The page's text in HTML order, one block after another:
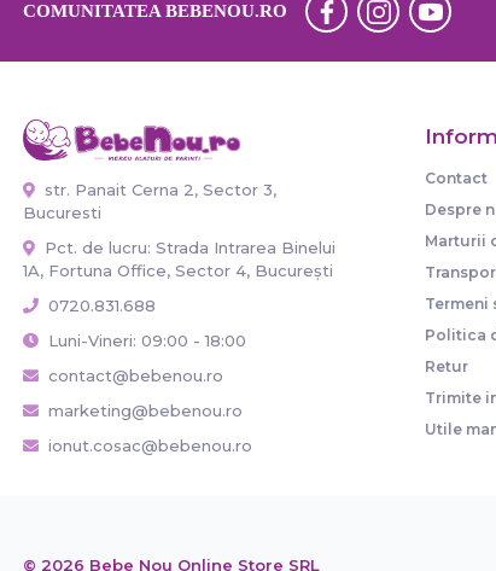
COMUNITATEA BEBENOU.RO
str. Panait Cerna 2, Sector 3,
Bucuresti
Pct. de lucru: Strada Intrarea Binelui
1A, Fortuna Office, Sector 4, București
0720.831.688
Luni-Vineri: 09:00 - 18:00
contact@bebenou.ro
marketing@bebenou.ro
ionut.cosac@bebenou.ro
Contact
Despre
Marturii
Termeni
Politica
Retur
Trimite
Utile
© 2026 Bebe Nou Online Store SRL